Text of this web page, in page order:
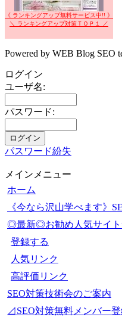
《 ランキングアップ無料サービス中!! 》
＼ ランキングアップ対策ＴＯＰ１ ／
Powered by WEB Blog SEO
ログイン
ユーザ名:
パスワード:
パスワード紛失
メインメニュー
ホーム
《今なら沢山学べ
◎最新◎お勧め
登録する
人気リンク
高評価リンク
SEO対策技術会のご案内
⊿SEO対策無料メンバー